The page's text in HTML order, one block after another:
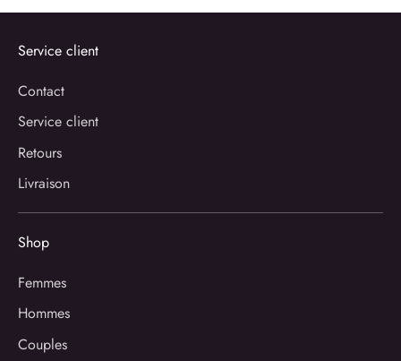
Service client
Contact
Service client
Retours
Livraison
Shop
Femmes
Hommes
Couples